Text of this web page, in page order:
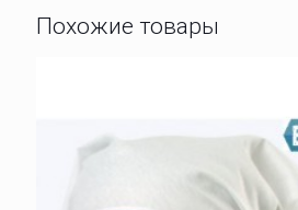
Похожие товары